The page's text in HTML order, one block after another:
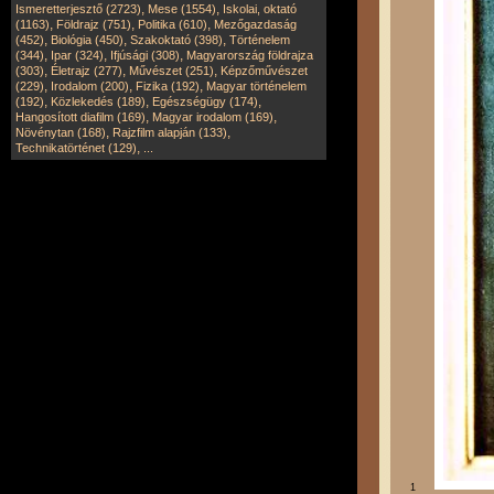
Ismeretterjesztő (2723), Mese (1554), Iskolai, oktató
(1163), Földrajz (751), Politika (610), Mezőgazdaság
(452), Biológia (450), Szakoktató (398), Történelem
(344), Ipar (324), Ifjúsági (308), Magyarország földrajza
(303), Életrajz (277), Művészet (251), Képzőművészet
(229), Irodalom (200), Fizika (192), Magyar történelem
(192), Közlekedés (189), Egészségügy (174),
Hangosított diafilm (169), Magyar irodalom (169),
Növénytan (168), Rajzfilm alapján (133),
Technikatörténet (129),
1